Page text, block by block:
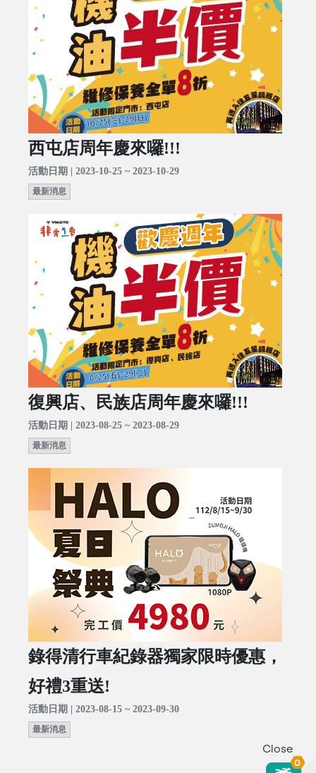
西屯店周年慶來囉!!!
活動日期 | 2023-10-25 ~ 2023-10-29
最新消息
復興店、民族店周年慶來囉!!!
活動日期 | 2023-08-25 ~ 2023-08-29
最新消息
錄得清行車紀錄器獨家限時優惠，
好禮3重送!
活動日期 | 2023-08-15 ~ 2023-09-30
最新消息
Close
0